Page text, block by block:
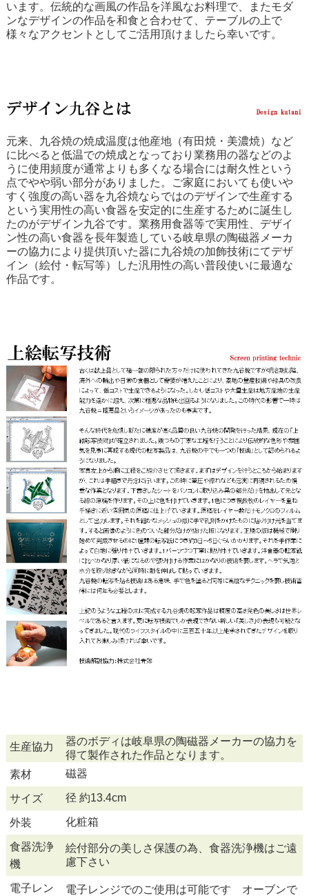
います。伝統的な画風の作品を洋風なお料理で、またモダ
ンなデザインの作品を和食と合わせて、テーブルの上で
様々なアクセントとしてご活用頂けましたら幸いです。
元来、九谷焼の焼成温度は他産地（有田焼・美濃焼）など
に比べると低温での焼成となっており業務用の器などのよ
うに使用頻度が通常よりも多くなる場合には耐久性という
点でやや弱い部分がありました。ご家庭においても使いや
すく強度の高い器を九谷焼ならではのデザインで生産する
という実用性の高い食器を安定的に生産するために誕生し
たのがデザイン九谷です。業務用食器等で実用性、デザイ
ン性の高い食器を長年製造している岐阜県の陶磁器メーカ
ーの協力により提供頂いた器に九谷焼の加飾技術にてデザ
イン（絵付・転写等）した汎用性の高い普段使いに最適な
作品です。
生産協力
器のボディは岐阜県の陶磁器メーカーの協力を
得て製作された作品となります。
素材
磁器
サイズ 径 約13.4cm
外装 化粧箱
食器洗浄
機
絵付部分の美しさ保護の為、食器洗浄機はご遠
慮下さい
電子レン
電子レンジでのご使用は可能です オーブンで